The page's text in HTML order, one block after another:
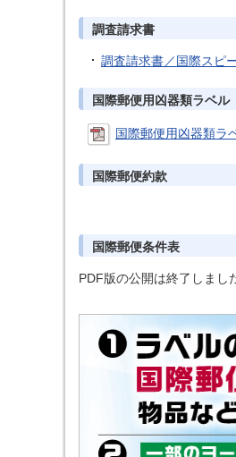
調査請求書
調査請求書／国際スピ
国際郵便用凶器類ラベル
国際郵便用凶器類ラ
国際郵便約款
国際郵便条件表
PDF版の公開は終了しまし